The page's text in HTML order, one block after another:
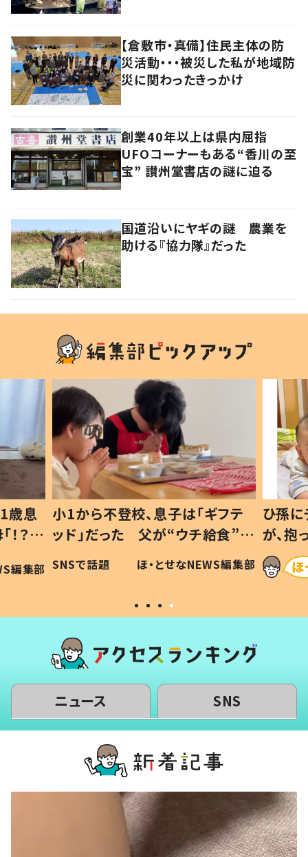
【倉敷市・真備】住民主体の防
災活動・・・被災した私が地域防
災に関わったきっかけ
創業40年以上は県内屈指
UFOコーナーもある“香川の至
宝” 讃州堂書店の謎に迫る
国道沿いにヤギの謎 農業を
助ける『協力隊』だった
歳息
？」
編集部
小1から不登校、息子は「ギフテ
ッド」だった 父が“ウチ給食”を
作り続ける理由とは #令和の親
#令和の子
SNSで話題 ほ・とせなNEWS編集部
ひ孫
が、
「涙が
い」
ニュース SNS